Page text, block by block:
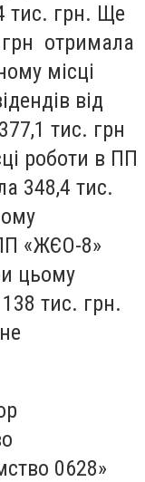
тис. грн. Ще
грн отримала
місці
від
тис. грн
роботи в ПП
348,4 тис.
«ЖЄО-8»
цьому
тис. грн.
0628»